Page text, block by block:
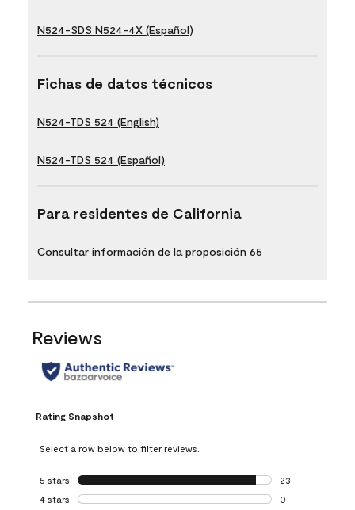
N524-SDS N524-4X (Español)
Fichas de datos técnicos
N524-TDS 524 (English)
N524-TDS 524 (Español)
Para residentes de California
Consultar información de la proposición 65
Reviews
Rating Snapshot
Select a row below to filter reviews.
5 stars stars
23
23 reviews with
4 stars stars
0